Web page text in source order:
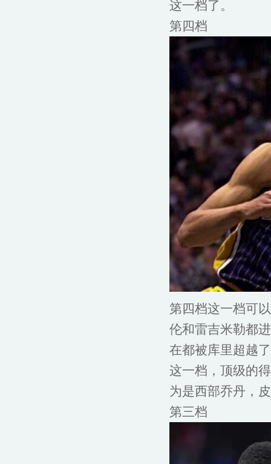
这一档了。
第四档
第四档这一档可
伦和雷吉米勒都
在都被库里超越
这一档，顶级的
为是西部乔丹，
第三档